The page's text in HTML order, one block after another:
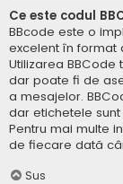
Ce este codul
BBcode este o
excelent în format
Utilizarea
dar poate fi de
a mesajelor.
dar etichetele
Pentru mai multe
de fiecare dată
Sus